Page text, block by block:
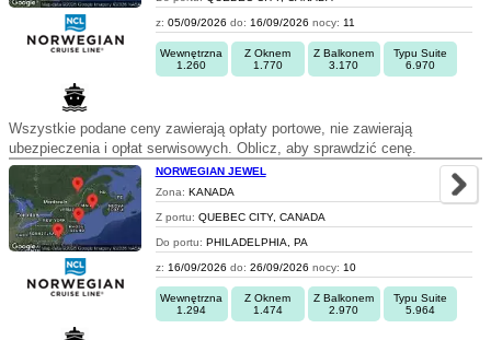
z: 05/09/2026 do: 16/09/2026 nocy: 11
Wewnętrzna
1.260
Z Oknem
1.770
Z Balkonem
3.170
Typu Suite
6.970
Wszystkie podane ceny zawierają opłaty portowe, nie zawierają
ubezpieczenia i opłat serwisowych. Oblicz, aby sprawdzić cenę.
NORWEGIAN JEWEL
Zona: KANADA
Z portu: QUEBEC CITY, CANADA
Do portu: PHILADELPHIA, PA
z: 16/09/2026 do: 26/09/2026 nocy: 10
Wewnętrzna
1.294
Z Oknem
1.474
Z Balkonem
2.970
Typu Suite
5.964